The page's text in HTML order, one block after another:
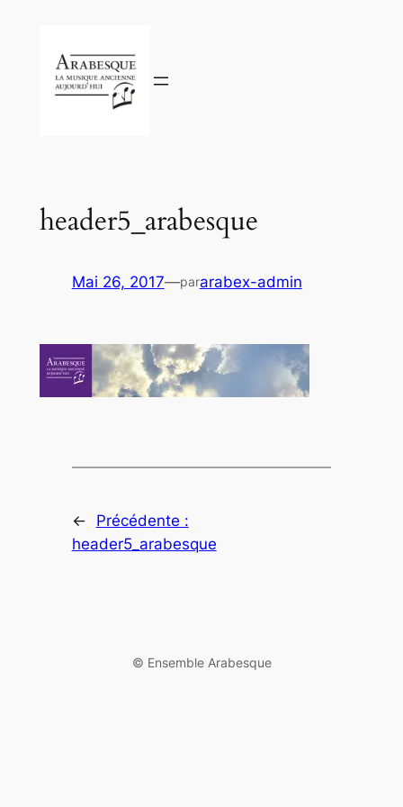
contenu
header5_arabesque
Mai 26, 2017—pararabex-admin
←
Précédente :
header5_arabesque
©️ Ensemble Arabesque